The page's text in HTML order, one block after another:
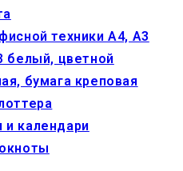
техники А4, А3
белый, цветной
бумага креповая
календари